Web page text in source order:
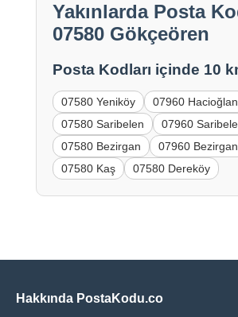
Yakınlarda Posta
07580 Gökçeören
Posta Kodları içinde 10
07580 Yeniköy
07960 Hacioğlan
07580 Saribelen
07960
07580 Bezirgan
07960 Bezirgan
07580 Kaş
07580 Dereköy
Hakkında PostaKodu.co